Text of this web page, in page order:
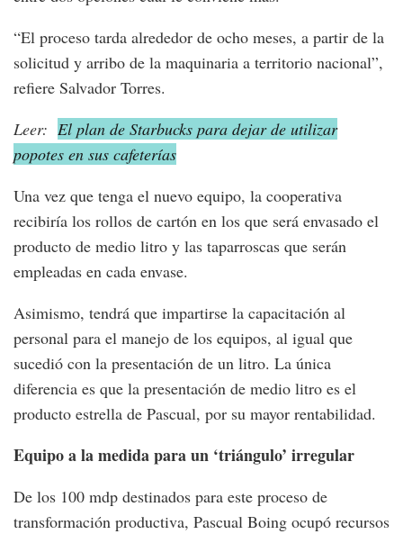
“El proceso tarda alrededor de ocho meses, a partir de la
solicitud y arribo de la maquinaria a territorio nacional”,
refiere Salvador Torres.
Leer: El plan de Starbucks para dejar de utilizar
popotes en sus cafeterías
Una vez que tenga el nuevo equipo, la cooperativa
recibiría los rollos de cartón en los que será envasado el
producto de medio litro y las taparroscas que serán
empleadas en cada envase.
Asimismo, tendrá que impartirse la capacitación al
personal para el manejo de los equipos, al igual que
sucedió con la presentación de un litro. La única
diferencia es que la presentación de medio litro es el
producto estrella de Pascual, por su mayor rentabilidad.
Equipo a la medida para un ‘triángulo’ irregular
De los 100 mdp destinados para este proceso de
transformación productiva, Pascual Boing ocupó recursos